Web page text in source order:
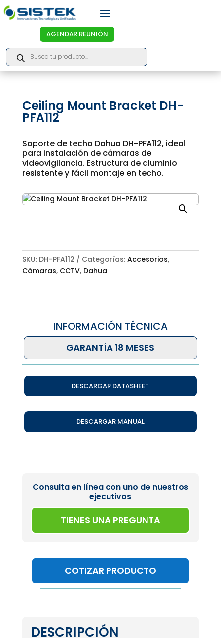
AGENDAR REUNIÓN
Products
search
Ceiling Mount Bracket DH-
PFA112
Soporte de techo Dahua DH-PFA112, ideal
para instalación de cámaras de
videovigilancia. Estructura de aluminio
resistente y fácil montaje en techo.
SKU: DH-PFA112 Categorías: Accesorios,
Cámaras, CCTV, Dahua
INFORMACIÓN TÉCNICA
GARANTÍA 18 MESES
DESCARGAR DATASHEET
DESCARGAR MANUAL
Consulta en línea con uno de nuestros
ejecutivos
TIENES UNA PREGUNTA
COTIZAR PRODUCTO
DESCRIPCIÓN